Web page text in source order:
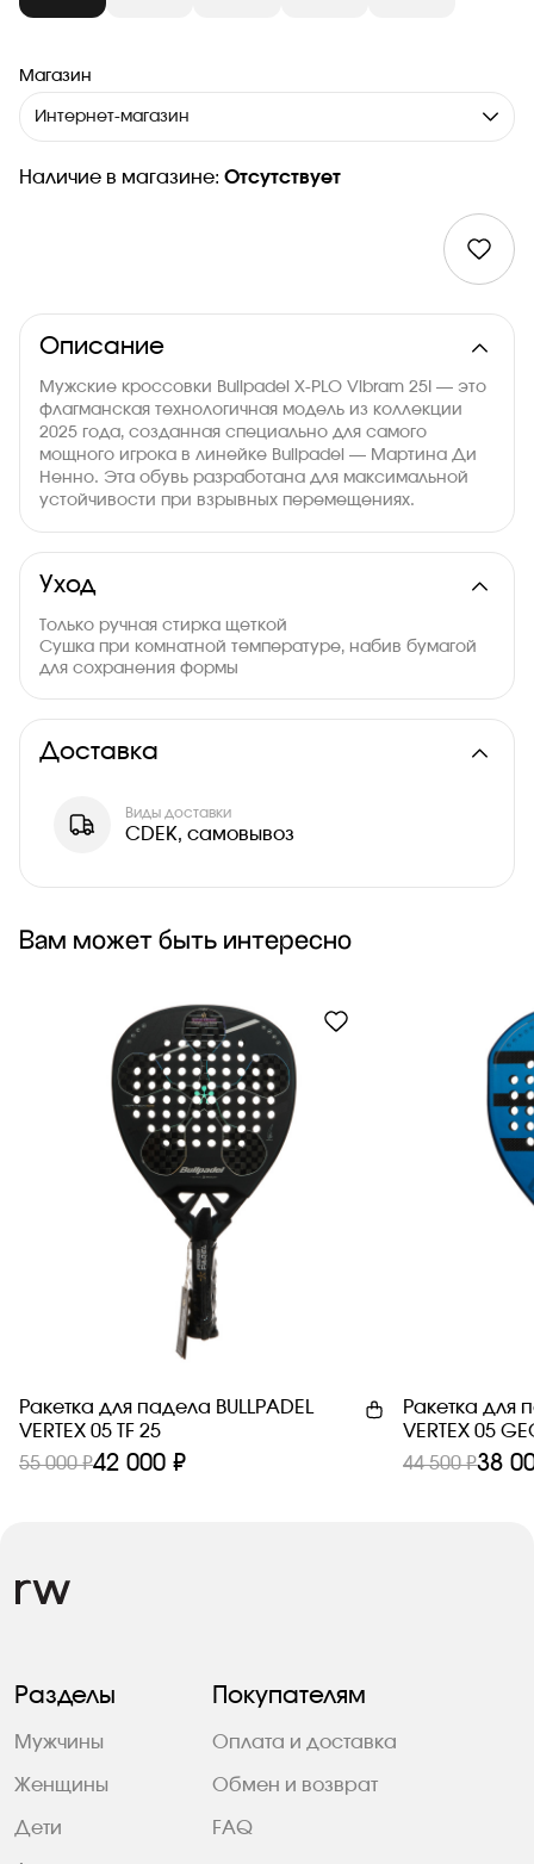
Магазин
Интернет-магазин
Наличие в магазине: Отсутствует
Описание
Мужские кроссовки Bullpadel X-PLO Vibram 25I — это
флагманская технологичная модель из коллекции
2025 года, созданная специально для самого
мощного игрока в линейке Bullpadel — Мартина Ди
Ненно. Эта обувь разработана для максимальной
устойчивости при взрывных перемещениях.
Уход
Только ручная стирка щеткой
Сушка при комнатной температуре, набив бумагой
для сохранения формы
Доставка
Виды доставки
CDEK, самовывоз
Вам может быть интересно
Ракетка для падела BULLPADEL
VERTEX 05 TF 25
55 000 ₽42 000 ₽
Ракетка для
VERTEX 05
44 500 ₽38
Разделы
Мужчины
Женщины
Дети
Покупателям
Оплата и доставка
Обмен и возврат
FAQ